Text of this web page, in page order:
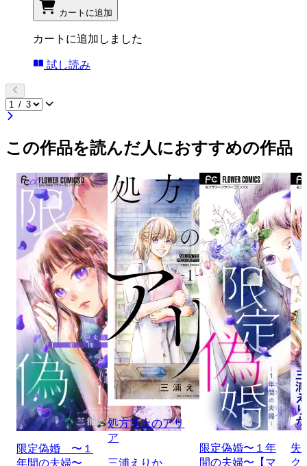
カートに追加
カートに追加しました
試し読み
この作品を読んだ人におすすめの作品
限定偽婚 〜１
年間の夫婦〜
処方箋上のアリ
ア
三浦えりか
限定偽婚〜１年
間の夫婦〜【マ
失
ク